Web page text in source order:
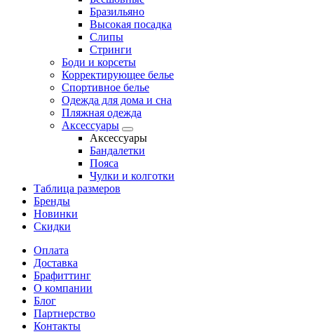
Бразильяно
Высокая посадка
Слипы
Стринги
Боди и корсеты
Корректирующее белье
Спортивное белье
Одежда для дома и сна
Пляжная одежда
Аксессуары
Аксессуары
Бандалетки
Пояса
Чулки и колготки
Таблица размеров
Бренды
Новинки
Скидки
Оплата
Доставка
Брафиттинг
О компании
Блог
Партнерство
Контакты